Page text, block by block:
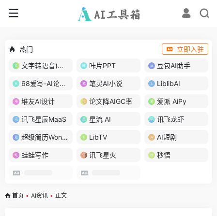
热门
立即入驻
文字转语音(琅琅配音)
咔片PPT 豆包AI助手
68爱写-AI论文写作 笔灵AI小说 LiblibAI
堆友AI设计 论文降AIGC率 爱派 AiPy
讯飞星辰MaaS 星流 AI 讯飞龙虾
超级简历WonderCV LibTV AI短剧
蛙蛙写作 讯飞星火 秒悟
首页 • AI资讯 • 正文